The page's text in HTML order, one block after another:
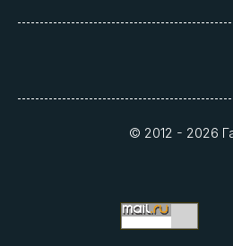
© 2012 - 2026